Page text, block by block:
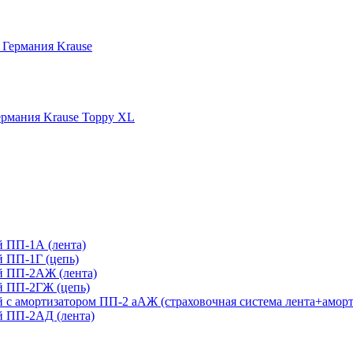
Krause
Krause Toppy XL
ПП-1А (лента)
ПП-1Г (цепь)
ПП-2АЖ (лента)
ПП-2ГЖ (цепь)
амортизатором ПП-2 аАЖ (страховочная система
ПП-2АД (лента)